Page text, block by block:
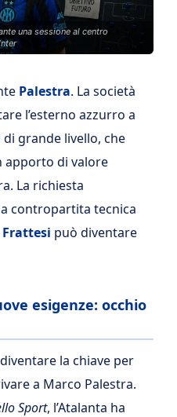
una sessione al centro
Palestra. La società
l’esterno azzurro a
grande livello, che
apporto di valore
La richiesta
contropartita tecnica
Frattesi può diventare
esigenze: occhio
la chiave per
a Marco Palestra.
Sport, l’Atalanta ha